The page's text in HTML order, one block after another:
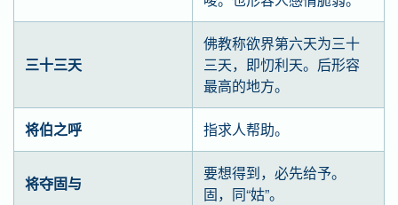
三十三天
佛教称欲界第六天为三十
三天，即忉利天。后形容
最高的地方。
将伯之呼 指求人帮助。
将夺固与
要想得到，必先给予。
固，同“姑”。